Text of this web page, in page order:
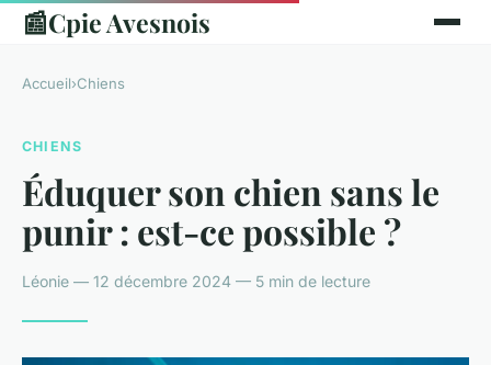
📰Cpie Avesnois
Accueil›Chiens
CHIENS
Éduquer son chien sans le
punir : est-ce possible ?
Léonie — 12 décembre 2024 — 5 min de lecture